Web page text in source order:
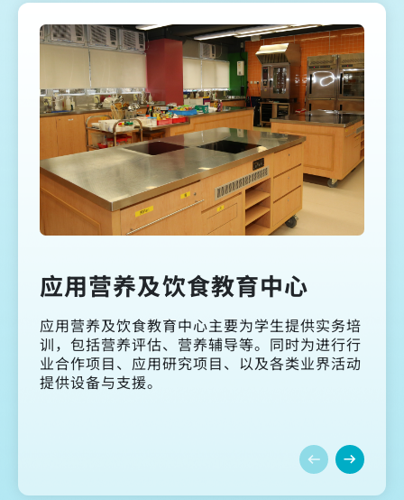
应用营养及饮食教育中心
应用营养及饮食教育中心主要为学生提供实务培
训，包括营养评估、营养辅导等。同时为进行行
业合作项目、应用研究项目、以及各类业界活动
提供设备与支援。 ​